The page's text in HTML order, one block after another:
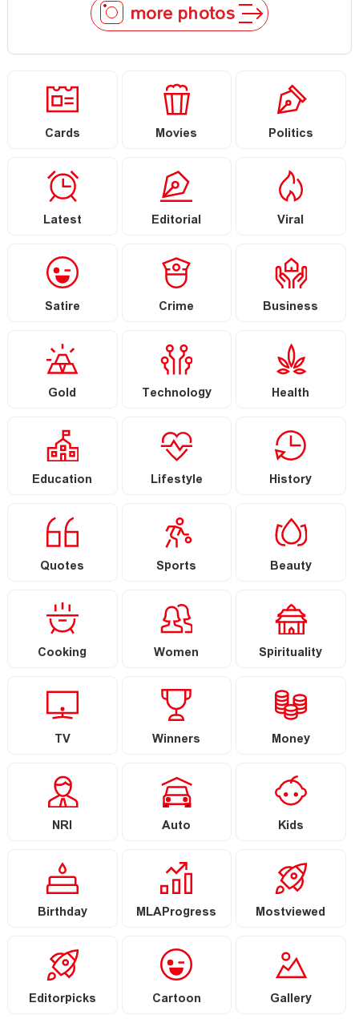
more photos
Cards Movies Politics
Latest Editorial Viral
Satire Crime Business
Gold Technology Health
Education Lifestyle History
Quotes Sports Beauty
Cooking Women Spirituality
TV Winners Money
NRI Auto Kids
Birthday MLAProgress Mostviewed
Editorpicks Cartoon Gallery